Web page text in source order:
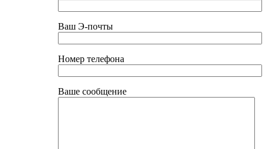
Ваш Э-почты
Номер телефона
Ваше сообщение